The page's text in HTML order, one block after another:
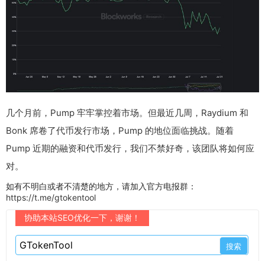
几个月前，Pump 牢牢掌控着市场。但最近几周，Raydium 和
Bonk 席卷了代币发行市场，Pump 的地位面临挑战。随着
Pump 近期的融资和代币发行，我们不禁好奇，该团队将如何应
对。
如有不明白或者不清楚的地方，请加入官方电报群：
https://t.me/gtokentool
协助本站SEO优化一下，谢谢！